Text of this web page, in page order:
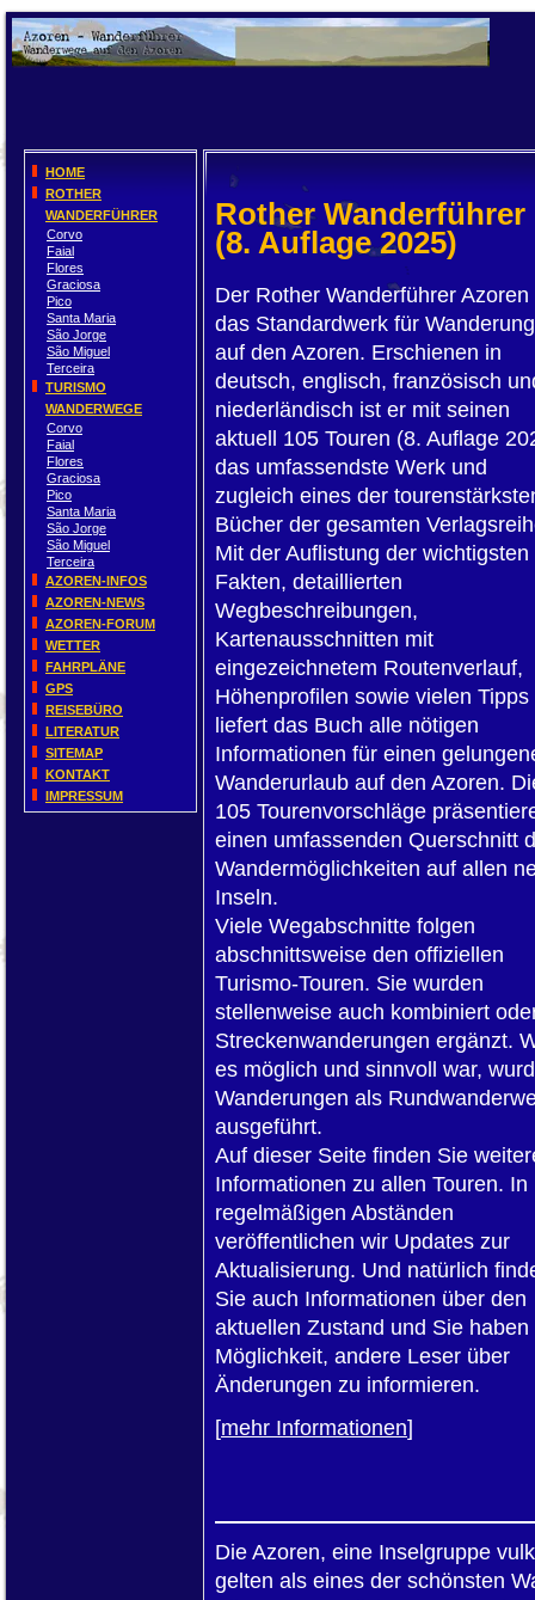
Rother Wanderführer
(8. Auflage 2025)
Der Rother Wanderführer Azoren
das Standardwerk für
auf den Azoren. Erschienen in
deutsch, englisch, französisch
niederländisch ist er mit seinen
aktuell 105 Touren (8. Auflage
das umfassendste Werk und
zugleich eines der
Bücher der gesamten
Mit der Auflistung der wichtigsten
Fakten, detaillierten
Wegbeschreibungen,
Kartenausschnitten mit
eingezeichnetem Routenverlauf,
Höhenprofilen sowie vielen Tipps
liefert das Buch alle nötigen
Informationen für einen
Wanderurlaub auf den Azoren.
105 Tourenvorschläge
einen umfassenden Querschnitt
Wandermöglichkeiten auf allen
Inseln.
Viele Wegabschnitte folgen
abschnittsweise den offiziellen
Turismo-Touren. Sie wurden
stellenweise auch kombiniert
Streckenwanderungen ergänzt.
es möglich und sinnvoll war,
Wanderungen als
ausgeführt.
Auf dieser Seite finden Sie
Informationen zu allen Touren. In
regelmäßigen Abständen
veröffentlichen wir Updates zur
Aktualisierung. Und natürlich
Sie auch Informationen über den
aktuellen Zustand und Sie haben
Möglichkeit, andere Leser über
Änderungen zu informieren.
[mehr Informationen]
Die Azoren, eine Inselgruppe
gelten als eines der schönsten
HOME
ROTHER
WANDERFÜHRER
Corvo
Faial
Flores
Graciosa
Pico
Santa Maria
São Jorge
São Miguel
Terceira
TURISMO
WANDERWEGE
Corvo
Faial
Flores
Graciosa
Pico
Santa Maria
São Jorge
São Miguel
Terceira
AZOREN-INFOS
AZOREN-NEWS
AZOREN-FORUM
WETTER
FAHRPLÄNE
GPS
REISEBÜRO
LITERATUR
SITEMAP
KONTAKT
IMPRESSUM